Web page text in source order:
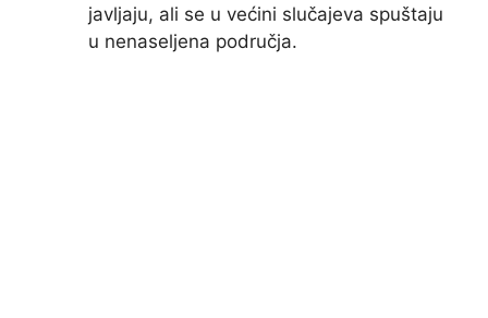
javljaju, ali se u većini slučajeva spuštaju
u nenaseljena područja.